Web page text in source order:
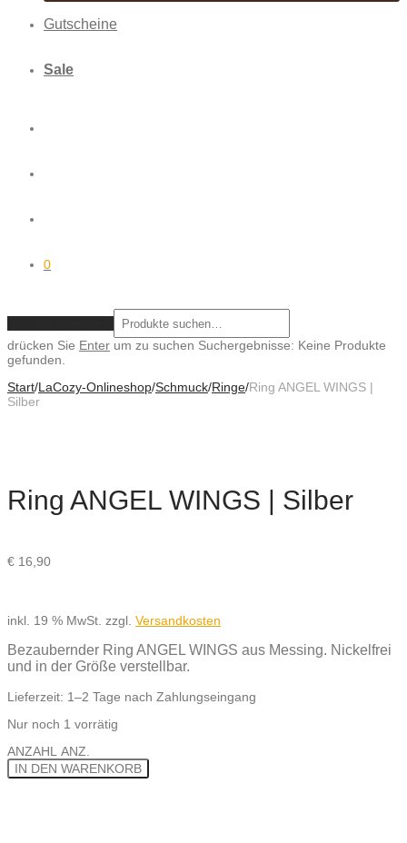
Gutscheine
Sale
0
drücken Sie Enter um zu suchen Suchergebnisse: Keine Produkte
gefunden.
Start/LaCozy-Onlineshop/Schmuck/Ringe/Ring ANGEL WINGS |
Silber
Ring ANGEL WINGS | Silber
€ 16,90
inkl. 19 % MwSt. zzgl. Versandkosten
Bezaubernder Ring ANGEL WINGS aus Messing. Nickelfrei
und in der Größe verstellbar.
Lieferzeit: 1–2 Tage nach Zahlungseingang
Nur noch 1 vorrätig
ANZAHL ANZ.
IN DEN WARENKORB